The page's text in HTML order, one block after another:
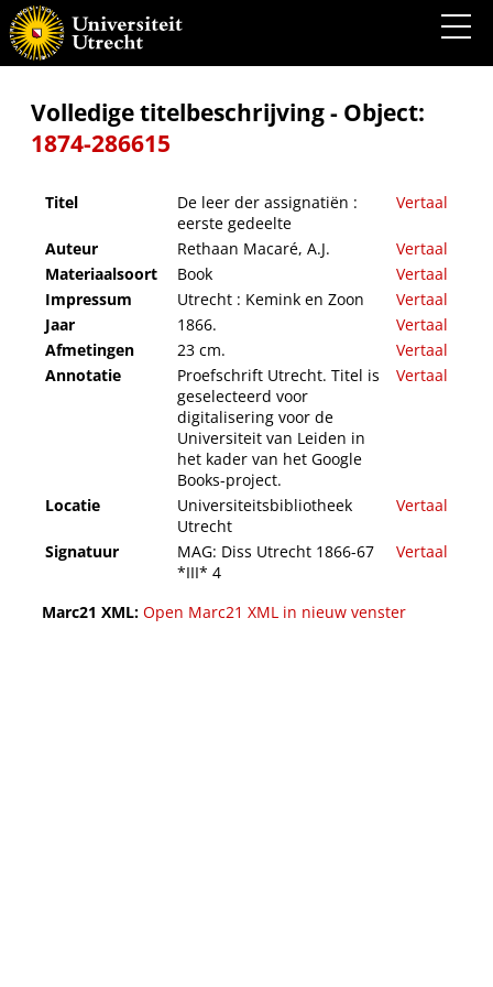
De leer der assignatiën : eerste gedeelte
Volledige titelbeschrijving - Object:
1874-286615
Titel
De leer der assignatiën :
eerste gedeelte
Vertaal
Auteur Rethaan Macaré, A.J.
Vertaal
Materiaalsoort
Book
Vertaal
Impressum
Utrecht : Kemink en Zoon
Vertaal
Jaar
1866.
Vertaal
Afmetingen
23 cm.
Vertaal
Annotatie
Proefschrift Utrecht. Titel is
geselecteerd voor
digitalisering voor de
Universiteit van Leiden in
het kader van het Google
Books-project.
Vertaal
Locatie
Universiteitsbibliotheek
Utrecht
Vertaal
Signatuur
MAG: Diss Utrecht 1866-67
*III* 4
Vertaal
Marc21 XML: Open Marc21 XML in nieuw venster